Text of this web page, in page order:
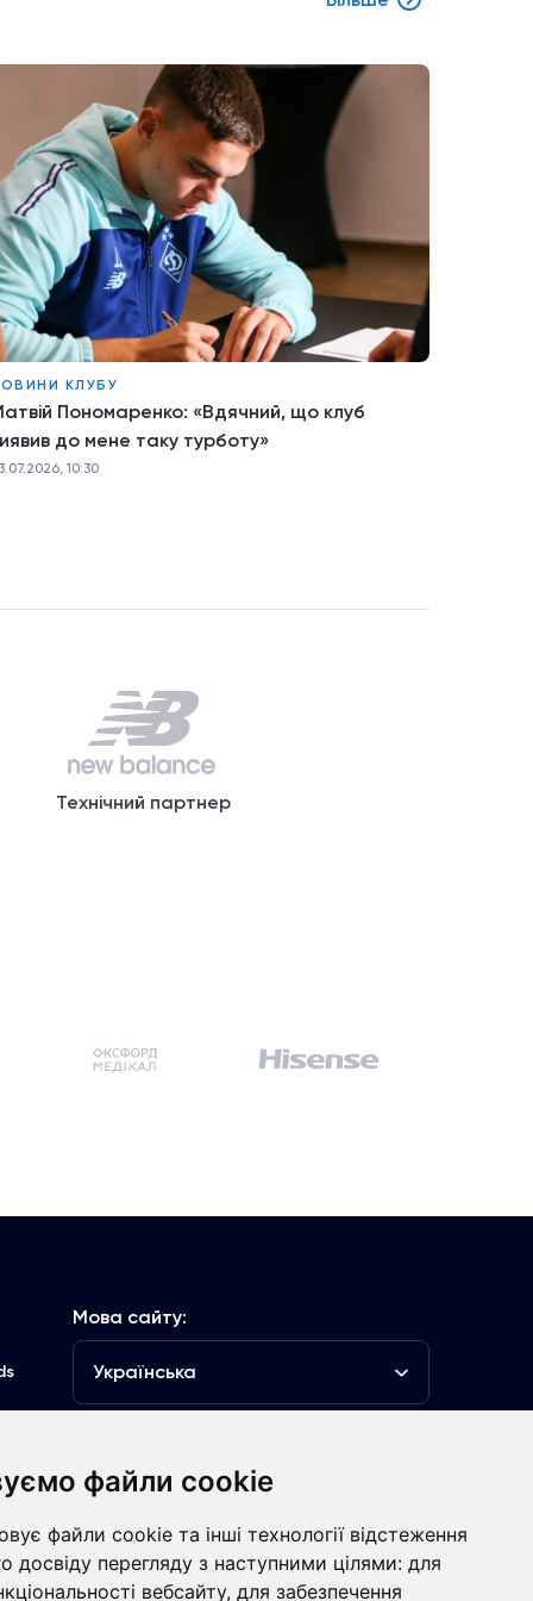
файли cookie
файли cookie та інші технології відстеження
досвіду перегляду з наступними цілями: для
вебсайту, для забезпечення
КЛУБУ
Пономаренко: «Вдячний, що клуб
до мене таку турботу»
10:30
Технічний партнер
Мова сайту:
Українська